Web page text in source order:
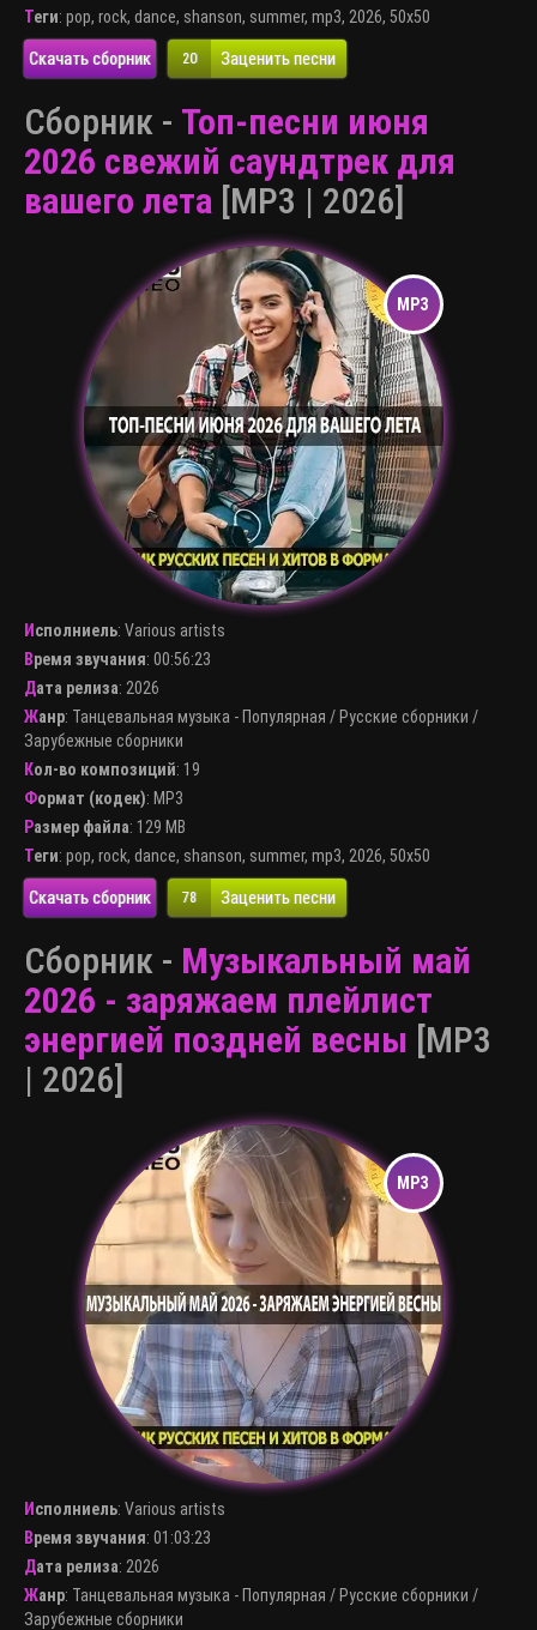
Теги: pop, rock, dance, shanson, summer, mp3, 2026, 50x50
Скачать сборник 20 Заценить песни
Сборник - Топ-песни июня
2026 свежий саундтрек для
вашего лета [MP3 | 2026]
Исполниель: Various artists
Время звучания: 00:56:23
Дата релиза: 2026
Жанр: Танцевальная музыка - Популярная / Русские сборники /
Зарубежные сборники
Кол-во композиций: 19
Формат (кодек): MP3
Размер файла: 129 MB
Теги: pop, rock, dance, shanson, summer, mp3, 2026, 50x50
Скачать сборник 78 Заценить песни
Сборник - Музыкальный май
2026 - заряжаем плейлист
энергией поздней весны [MP3
| 2026]
Исполниель: Various artists
Время звучания: 01:03:23
Дата релиза: 2026
Жанр: Танцевальная музыка - Популярная / Русские сборники /
Зарубежные сборники